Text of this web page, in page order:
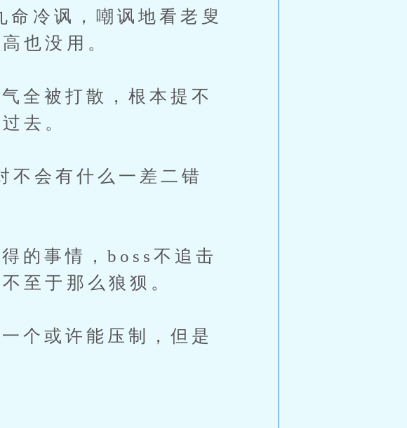
命冷讽，嘲讽地看老叟
也没用。
被打散，根本提不
去。
会有什么一差二错
事情，boss不追击
至于那么狼狈。
或许能压制，但是